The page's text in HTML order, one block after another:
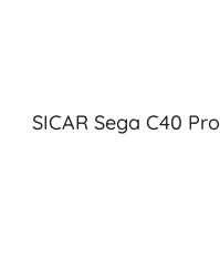
SICAR Sega C40 Pro